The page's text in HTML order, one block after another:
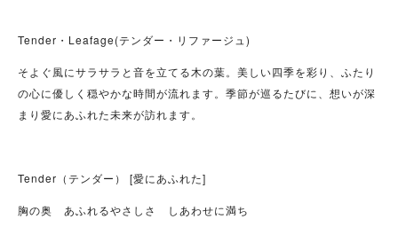
Tender・Leafage(テンダー・リファージュ)
そよぐ風にサラサラと音を立てる木の葉。美しい四季を彩り、ふたり
の心に優しく穏やかな時間が流れます。季節が巡るたびに、想いが深
まり愛にあふれた未来が訪れます。
Tender（テンダー） [愛にあふれた]
胸の奥 あふれるやさしさ しあわせに満ち